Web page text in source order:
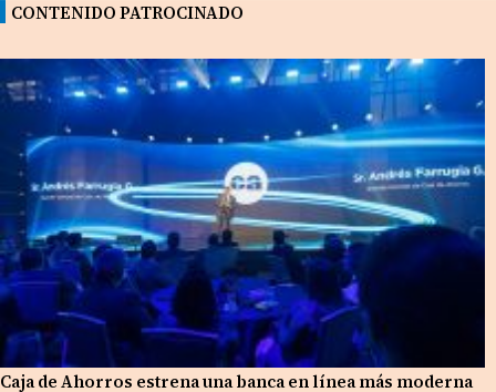
CONTENIDO PATROCINADO
Caja de Ahorros estrena una banca en línea más moderna